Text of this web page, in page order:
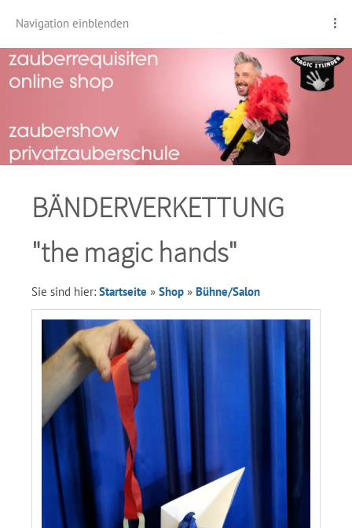
Navigation einblenden
BÄNDERVERKETTUNG
"the magic hands"
Sie sind hier: Startseite » Shop » Bühne/Salon